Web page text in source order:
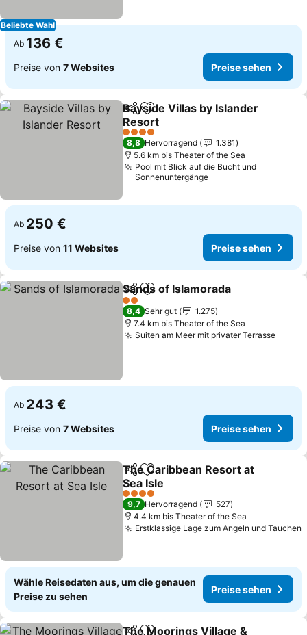
Beliebte Wahl
Ab 136 €
Preise von 7 Websites Preise sehen
TeilenZu Favoriten hinzufügen
Bayside Villas by Islander
Resort
Preise sehen
4 Sterne
8,8 Hervorragend
1.381
5.6 km bis Theater of the Sea
Pool mit Blick auf die Bucht und
Sonnenuntergänge
Ab 250 €
Preise von 11 Websites Preise sehen
TeilenZu Favoriten hinzufügen
Sands of Islamorada
2 Sterne
8,4 Sehr gut
1.275
7.4 km bis Theater of the Sea
Suiten am Meer mit privater Terrasse
Ab 243 €
Preise von 7 Websites Preise sehen
TeilenZu Favoriten hinzufügen
The Caribbean Resort at
Sea Isle
Preise sehen
4 Sterne
9,7 Hervorragend
527
4.4 km bis Theater of the Sea
Erstklassige Lage zum Angeln und Tauchen
Wähle Reisedaten aus, um die genauen
Preise zu sehen
Preise sehen
The Moorings Village &